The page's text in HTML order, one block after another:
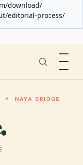
download/
editorial-process/
NAYA BRIDGE